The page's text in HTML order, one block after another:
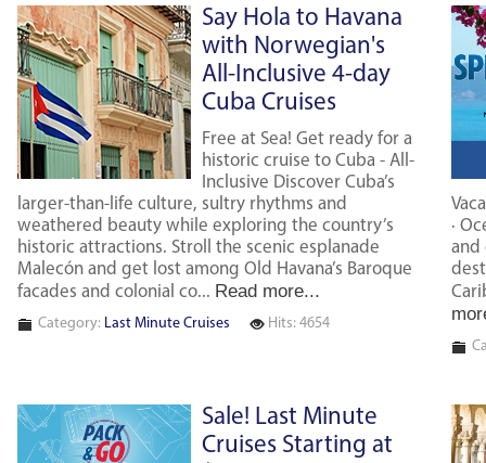
Say Hola to Havana
with Norwegian's
All-Inclusive 4-day
Cuba Cruises
Free at Sea! Get ready for a
historic cruise to Cuba - All-
Inclusive Discover Cuba’s
larger-than-life culture, sultry rhythms and
weathered beauty while exploring the country’s
historic attractions. Stroll the scenic esplanade
Malecón and get lost among Old Havana’s Baroque
facades and colonial co... Read more...
Category: Last Minute Cruises Hits: 4654
·
and
Sale! Last Minute
Cruises Starting at